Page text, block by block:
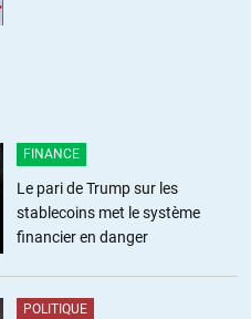
FINANCE
Le pari de Trump sur les
stablecoins met le système
financier en danger
POLITIQUE